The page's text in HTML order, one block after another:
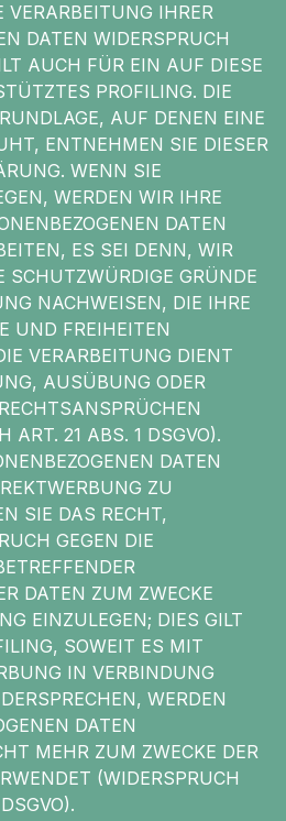
VERARBEITUNG IHRER
DATEN WIDERSPRUCH
AUCH FÜR EIN AUF DIESE
PROFILING. DIE
AUF DENEN EINE
ENTNEHMEN SIE DIESER
WENN SIE
WERDEN WIR IHRE
DATEN
ES SEI DENN, WIR
SCHUTZWÜRDIGE GRÜNDE
NACHWEISEN, DIE IHRE
UND FREIHEITEN
VERARBEITUNG DIENT
AUSÜBUNG ODER
ART. 21 ABS. 1 DSGVO).
DATEN
ZU
SIE DAS RECHT,
GEGEN DIE
DATEN ZUM ZWECKE
EINZULEGEN; DIES GILT
SOWEIT ES MIT
IN VERBINDUNG
WERDEN
DATEN
MEHR ZUM ZWECKE DER
(WIDERSPRUCH